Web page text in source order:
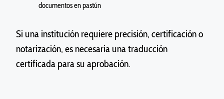
documentos en pastún
Si una institución requiere precisión, certificación o
notarización, es necesaria una traducción
certificada para su aprobación.